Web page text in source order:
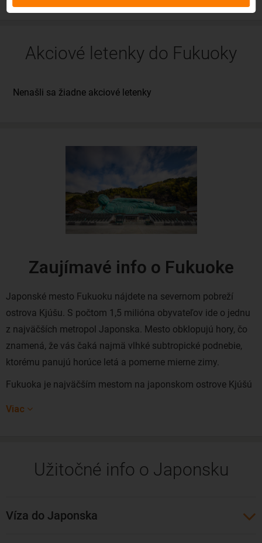
Akciové letenky do Fukuoky
Zaujímavé info o Fukuoke
Japonské mesto Fukuoku nájdete na severnom pobreží
ostrova Kjúšu. S počtom 1,5 milióna obyvateľov ide o jednu
z najväčších metropol Japonska. Mesto obklopujú hory, čo
znamená, že vás čaká najmä vlhké subtropické podnebie,
ktorému panujú horúce letá a pomerne mierne zimy.
Fukuoka je najväčším mestom na japonskom ostrove Kjúšú
najrýchlejšie sa rozrastajúcim mestom v celej krajine.
plochy, to sú len niektoré z devíz, ktoré tu na viac ako 2
Viac
Užitočné info o Japonsku
Víza do Japonska